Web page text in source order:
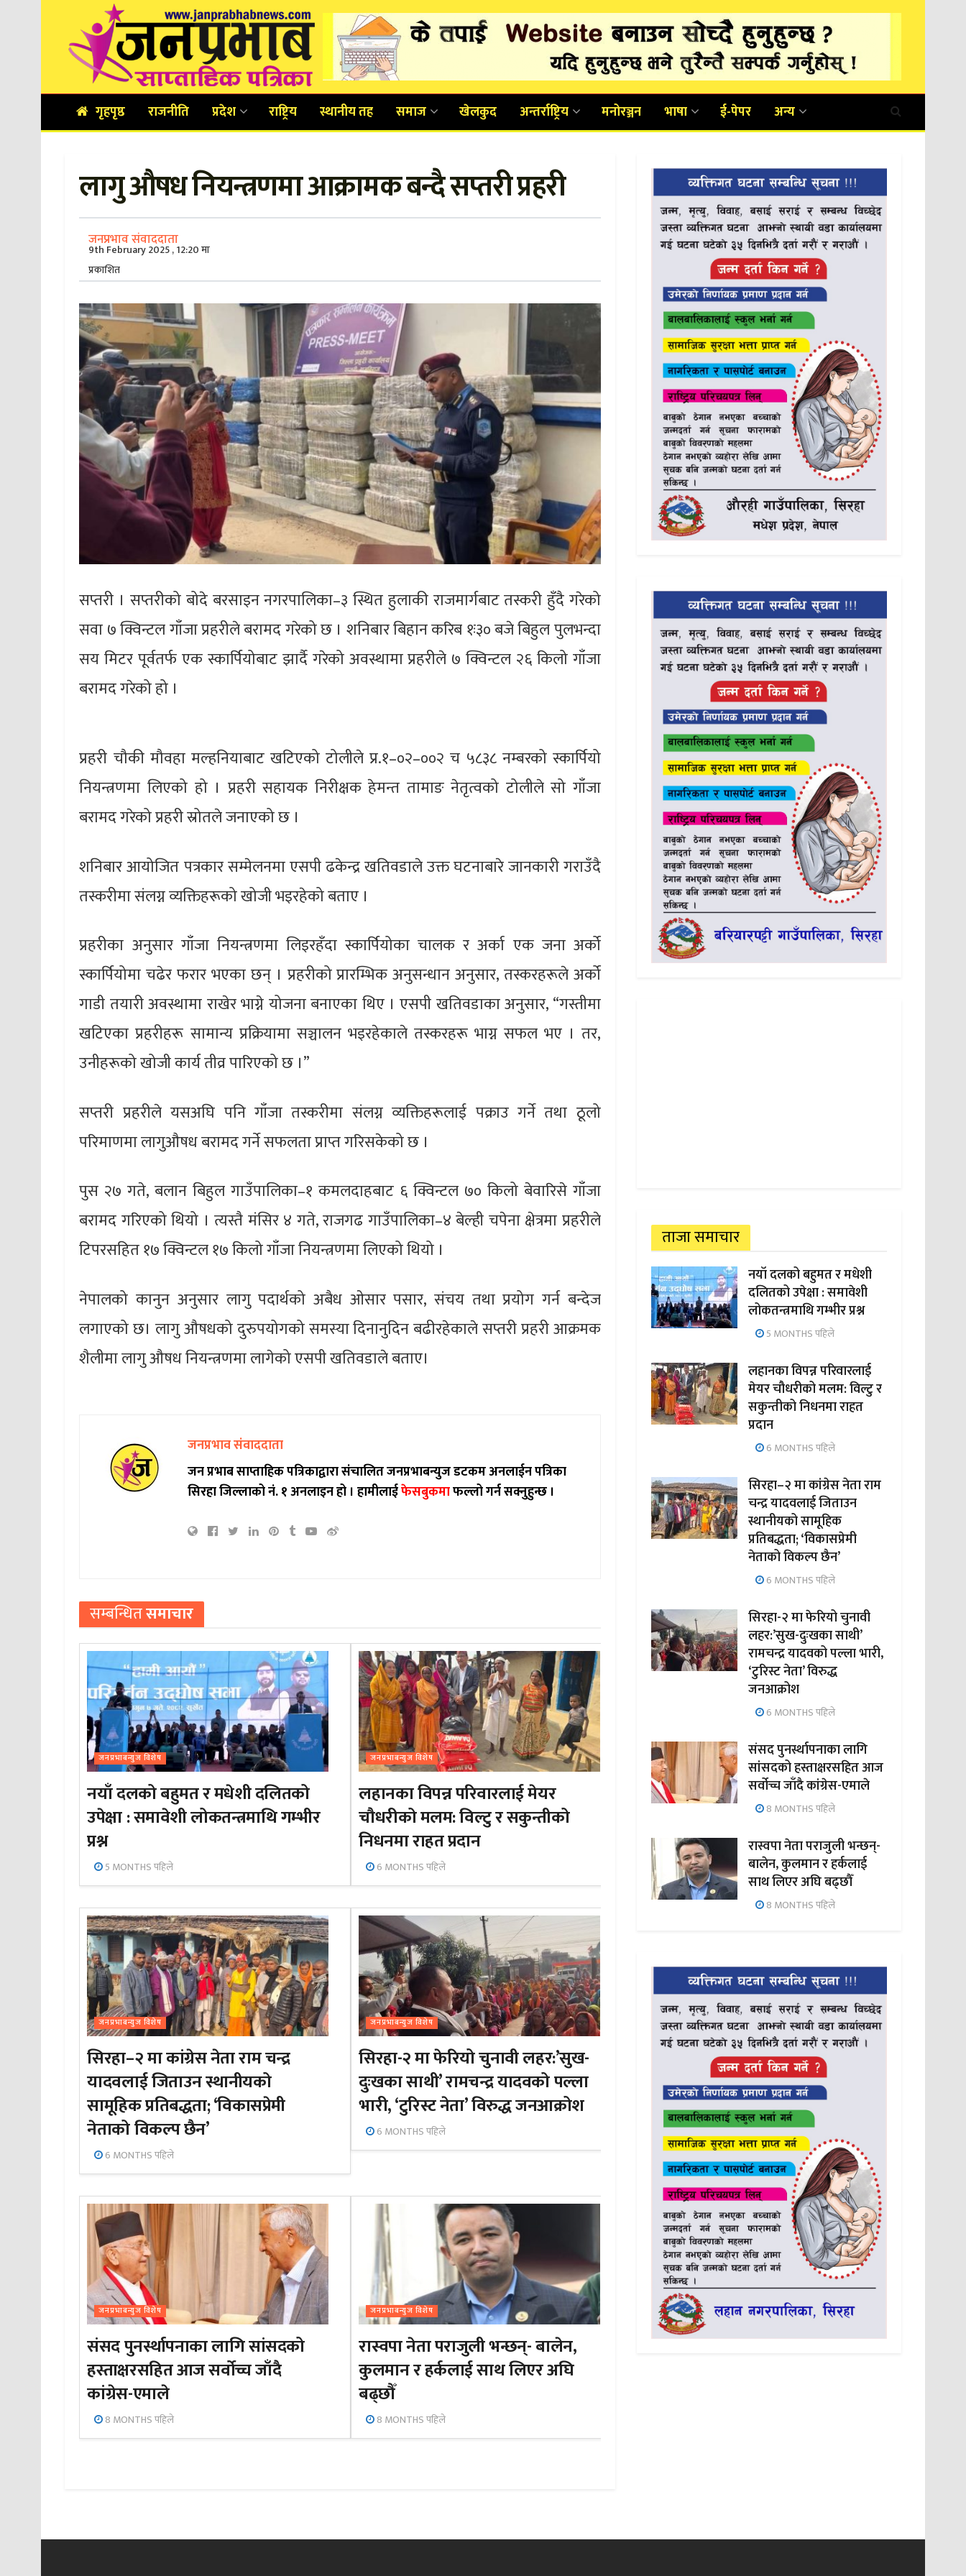
गृहपृष्ठ राजनीति प्रदेश राष्ट्रिय स्थानीय तह समाज खेलकुद अन्तर्राष्ट्रिय मनोरञ्जन भाषा ई-पेपर अन्य
लागु औषध नियन्त्रणमा आक्रामक बन्दै सप्तरी प्रहरी
जनप्रभाव संवाददाता
9th February 2025 , 12:20 मा
प्रकाशित
सप्तरी । सप्तरीको बोदे बरसाइन नगरपालिका–३ स्थित हुलाकी राजमार्गबाट तस्करी हुँदै गरेको
सवा ७ क्विन्टल गाँजा प्रहरीले बरामद गरेको छ । शनिबार बिहान करिब १ः३० बजे बिहुल पुलभन्दा
सय मिटर पूर्वतर्फ एक स्कार्पियोबाट झार्दै गरेको अवस्थामा प्रहरीले ७ क्विन्टल २६ किलो गाँजा
बरामद गरेको हो ।
प्रहरी चौकी मौवहा मल्हनियाबाट खटिएको टोलीले प्र.१–०२–००२ च ५८३८ नम्बरको स्कार्पियो
नियन्त्रणमा लिएको हो । प्रहरी सहायक निरीक्षक हेमन्त तामाङ नेतृत्वको टोलीले सो गाँजा
बरामद गरेको प्रहरी स्रोतले जनाएको छ ।
शनिबार आयोजित पत्रकार सम्मेलनमा एसपी ढकेन्द्र खतिवडाले उक्त घटनाबारे जानकारी गराउँदै
तस्करीमा संलग्न व्यक्तिहरूको खोजी भइरहेको बताए ।
प्रहरीका अनुसार गाँजा नियन्त्रणमा लिइरहँदा स्कार्पियोका चालक र अर्का एक जना अर्को
स्कार्पियोमा चढेर फरार भएका छन् । प्रहरीको प्रारम्भिक अनुसन्धान अनुसार, तस्करहरूले अर्को
गाडी तयारी अवस्थामा राखेर भाग्ने योजना बनाएका थिए । एसपी खतिवडाका अनुसार, “गस्तीमा
खटिएका प्रहरीहरू सामान्य प्रक्रियामा सञ्चालन भइरहेकाले तस्करहरू भाग्न सफल भए । तर,
उनीहरूको खोजी कार्य तीव्र पारिएको छ ।”
सप्तरी प्रहरीले यसअघि पनि गाँजा तस्करीमा संलग्न व्यक्तिहरूलाई पक्राउ गर्ने तथा ठूलो
परिमाणमा लागुऔषध बरामद गर्ने सफलता प्राप्त गरिसकेको छ ।
पुस २७ गते, बलान बिहुल गाउँपालिका–१ कमलदाहबाट ६ क्विन्टल ७० किलो बेवारिसे गाँजा
बरामद गरिएको थियो । त्यस्तै मंसिर ४ गते, राजगढ गाउँपालिका–४ बेल्ही चपेना क्षेत्रमा प्रहरीले
टिपरसहित १७ क्विन्टल १७ किलो गाँजा नियन्त्रणमा लिएको थियो ।
नेपालको कानुन अनुसार लागु पदार्थको अबैध ओसार पसार, संचय तथा प्रयोग गर्न बन्देज
लगाएको छ। लागु औषधको दुरुपयोगको समस्या दिनानुदिन बढीरहेकाले सप्तरी प्रहरी आक्रमक
शैलीमा लागु औषध नियन्त्रणमा लागेको एसपी खतिवडाले बताए।
जनप्रभाव संवाददाता
जन प्रभाब साप्ताहिक पत्रिकाद्वारा संचालित जनप्रभाबन्युज डटकम अनलाईन पत्रिका
सिरहा जिल्लाको नं. १ अनलाइन हो ।हामीलाईफेसबुकमाफल्लो गर्न सक्नुहुन्छ ।
सम्बन्धितसमाचार
जनप्रभाबन्युज विशेष
नयाँ दलको बहुमत र मधेशी दलितको
उपेक्षा : समावेशी लोकतन्त्रमाथि गम्भीर
प्रश्न
5 MONTHS पहिले
जनप्रभाबन्युज विशेष
लहानका विपन्न परिवारलाई मेयर
चौधरीको मलम: विल्टु र सकुन्तीको
निधनमा राहत प्रदान
6 MONTHS पहिले
जनप्रभाबन्युज विशेष
सिरहा–२ मा कांग्रेस नेता राम चन्द्र
यादवलाई जिताउन स्थानीयको
सामूहिक प्रतिबद्धता; ‘विकासप्रेमी
नेताको विकल्प छैन’
6 MONTHS पहिले
जनप्रभाबन्युज विशेष
सिरहा-२ मा फेरियो चुनावी लहर:’सुख-
दुःखका साथी’ रामचन्द्र यादवको पल्ला
भारी, ‘टुरिस्ट नेता’ विरुद्ध जनआक्रोश
6 MONTHS पहिले
जनप्रभाबन्युज विशेष
संसद पुनर्स्थापनाका लागि सांसदको
हस्ताक्षरसहित आज सर्वोच्च जाँदै
कांग्रेस-एमाले
8 MONTHS पहिले
जनप्रभाबन्युज विशेष
रास्वपा नेता पराजुली भन्छन्- बालेन,
कुलमान र हर्कलाई साथ लिएर अघि
बढ्छौँ
8 MONTHS पहिले
ताजा समाचार
नयाँ दलको बहुमत र मधेशी
दलितको उपेक्षा : समावेशी
लोकतन्त्रमाथि गम्भीर प्रश्न
5 MONTHS पहिले
लहानका विपन्न परिवारलाई
मेयर चौधरीको मलम: विल्टु र
सकुन्तीको निधनमा राहत
प्रदान
6 MONTHS पहिले
सिरहा–२ मा कांग्रेस नेता राम
चन्द्र यादवलाई जिताउन
स्थानीयको सामूहिक
प्रतिबद्धता; ‘विकासप्रेमी
नेताको विकल्प छैन’
6 MONTHS पहिले
सिरहा-२ मा फेरियो चुनावी
लहर:’सुख-दुःखका साथी’
रामचन्द्र यादवको पल्ला भारी,
‘टुरिस्ट नेता’ विरुद्ध
जनआक्रोश
6 MONTHS पहिले
संसद पुनर्स्थापनाका लागि
सांसदको हस्ताक्षरसहित आज
सर्वोच्च जाँदै कांग्रेस-एमाले
8 MONTHS पहिले
रास्वपा नेता पराजुली भन्छन्-
बालेन, कुलमान र हर्कलाई
साथ लिएर अघि बढ्छौँ
8 MONTHS पहिले